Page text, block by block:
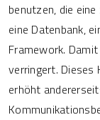
benutzen, die
eine Datenbank,
Framework.
verringert. Dieses
erhöht